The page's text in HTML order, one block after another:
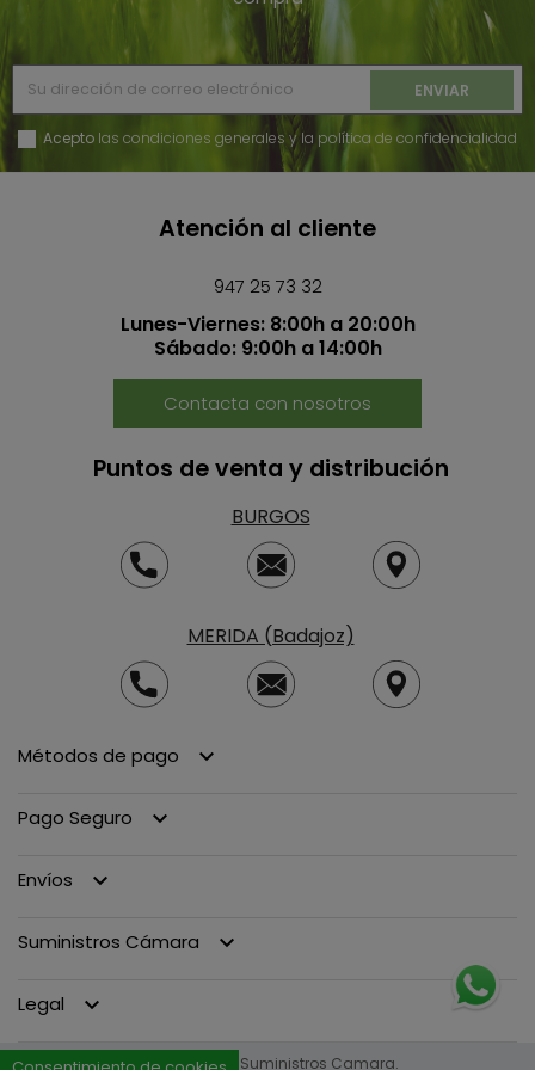
Acepto las condiciones generales y la política de confidencialidad
Atención al cliente
947 25 73 32
Lunes-Viernes: 8:00h a 20:00h
Sábado: 9:00h a 14:00h
Contacta con nosotros
Puntos de venta y distribución
BURGOS
MERIDA (Badajoz)
Métodos de pago keyboard_arrow_down
Pago Seguro keyboard_arrow_down
Envíos keyboard_arrow_down
Suministros Cámara keyboard_arrow_down
Legal keyboard_arrow_down
© 2013 - 2026 Suministros Camara.